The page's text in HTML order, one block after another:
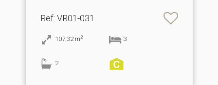
Ref: VR01-031
107.32 m2 3
2